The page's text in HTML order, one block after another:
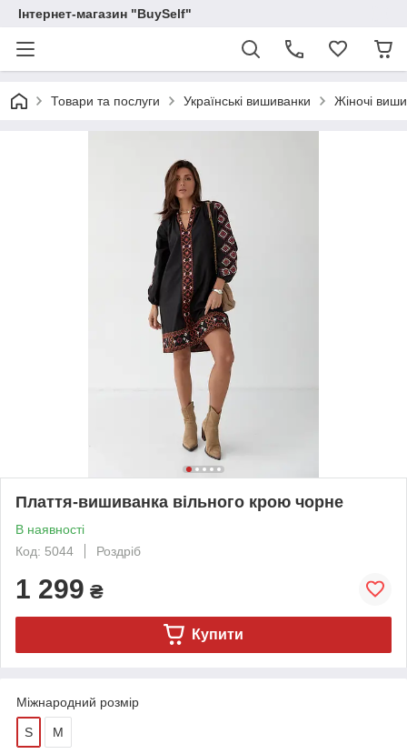
Інтернет-магазин "BuySelf"
Товари та послуги Українські вишиванки Жіночі
Плаття-вишиванка вільного крою чорне
В наявності
Код: 5044
Роздріб
1 299 ₴
Купити
Міжнародний розмір
S M